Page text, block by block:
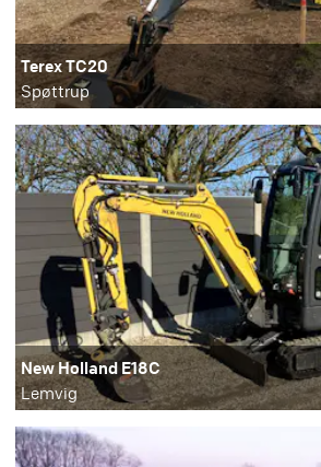
Terex TC20
Spøttrup
New Holland E18C
Lemvig